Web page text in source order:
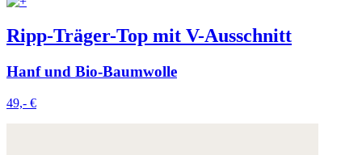
Ripp-Träger-Top mit V-Ausschnitt
Hanf und Bio-Baumwolle
49,- €